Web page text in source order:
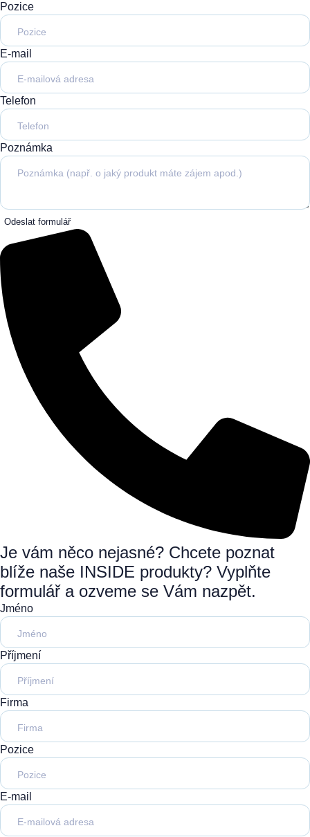
Pozice
E-mail
Telefon
Poznámka
Odeslat formulář
Je vám něco nejasné? Chcete poznat
blíže naše INSIDE produkty? Vyplňte
formulář a ozveme se Vám nazpět.
Jméno
Příjmení
Firma
Pozice
E-mail